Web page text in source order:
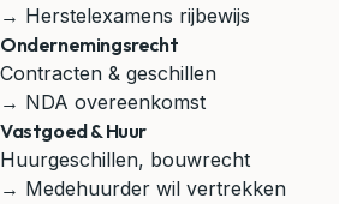
→ Herstelexamens rijbewijs
Ondernemingsrecht
Contracten & geschillen
→ NDA overeenkomst
Vastgoed & Huur
Huurgeschillen, bouwrecht
→ Medehuurder wil vertrekken